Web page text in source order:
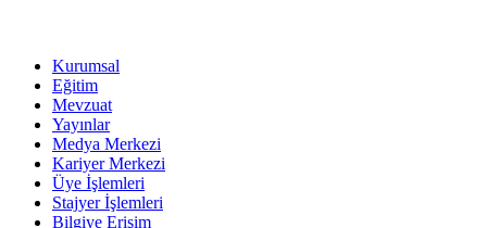
Kurumsal
Eğitim
Mevzuat
Yayınlar
Medya Merkezi
Kariyer Merkezi
Üye İşlemleri
Stajyer İşlemleri
Bilgiye Erişim